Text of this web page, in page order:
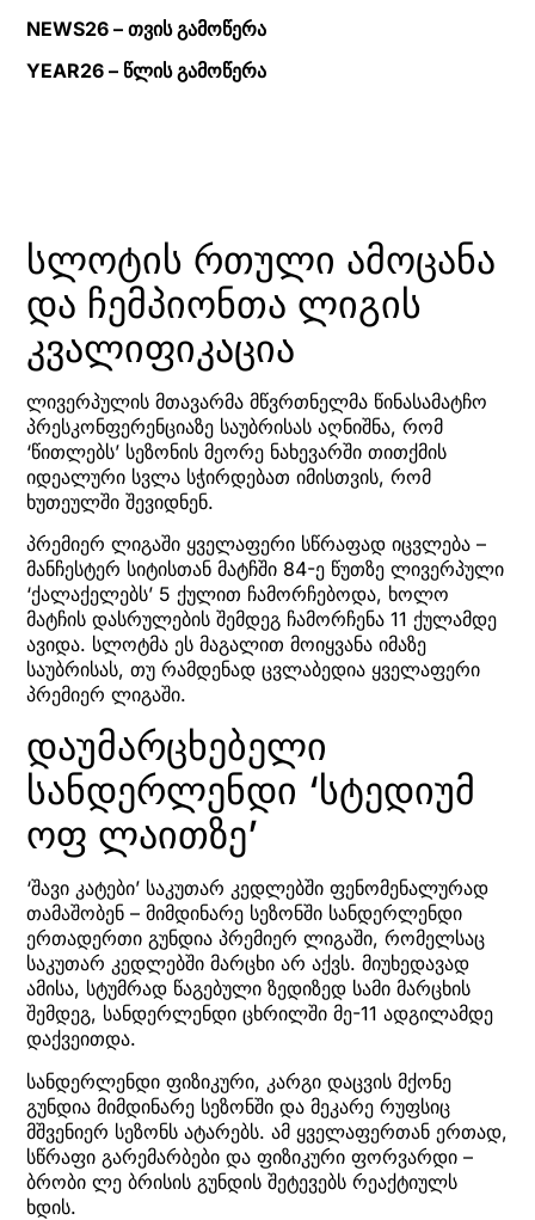
NEWS26 – თვის გამოწერა
YEAR26 – წლის გამოწერა
სლოტის რთული ამოცანა
და ჩემპიონთა ლიგის
კვალიფიკაცია
ლივერპულის მთავარმა მწვრთნელმა წინასამატჩო
პრესკონფერენციაზე საუბრისას აღნიშნა, რომ
‘წითლებს’ სეზონის მეორე ნახევარში თითქმის
იდეალური სვლა სჭირდებათ იმისთვის, რომ
ხუთეულში შევიდნენ.
პრემიერ ლიგაში ყველაფერი სწრაფად იცვლება –
მანჩესტერ სიტისთან მატჩში 84-ე წუთზე ლივერპული
‘ქალაქელებს’ 5 ქულით ჩამორჩებოდა, ხოლო
მატჩის დასრულების შემდეგ ჩამორჩენა 11 ქულამდე
ავიდა. სლოტმა ეს მაგალით მოიყვანა იმაზე
საუბრისას, თუ რამდენად ცვლაბედია ყველაფერი
პრემიერ ლიგაში.
დაუმარცხებელი
სანდერლენდი ‘სტედიუმ
ოფ ლაითზე’
‘შავი კატები’ საკუთარ კედლებში ფენომენალურად
თამაშობენ – მიმდინარე სეზონში სანდერლენდი
ერთადერთი გუნდია პრემიერ ლიგაში, რომელსაც
საკუთარ კედლებში მარცხი არ აქვს. მიუხედავად
ამისა, სტუმრად წაგებული ზედიზედ სამი მარცხის
შემდეგ, სანდერლენდი ცხრილში მე-11 ადგილამდე
დაქვეითდა.
სანდერლენდი ფიზიკური, კარგი დაცვის მქონე
გუნდია მიმდინარე სეზონში და მეკარე რუფსიც
მშვენიერ სეზონს ატარებს. ამ ყველაფერთან ერთად,
სწრაფი გარემარბები და ფიზიკური ფორვარდი –
ბრობი ლე ბრისის გუნდის შეტევებს რეაქტიულს
ხდის.